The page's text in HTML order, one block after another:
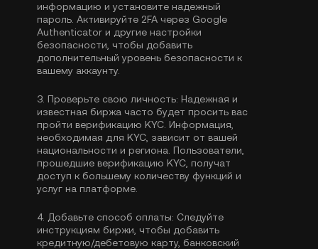
информацию и установите надежный
пароль. Активируйте 2FA через Google
Authenticator и другие настройки
безопасности, чтобы добавить
дополнительный уровень безопасности к
вашему аккаунту.
3. Проверьте свою личность: Надежная и
известная биржа часто будет просить вас
пройти верификацию KYC . Информация,
необходимая для KYC, зависит от вашей
национальности и региона. Пользователи,
прошедшие верификацию KYC, получат
доступ к большему количеству функций и
услуг на платформе.
4. Добавьте способ оплаты: Следуйте
инструкциям биржи, чтобы добавить
кредитную/дебетовую карту, банковский